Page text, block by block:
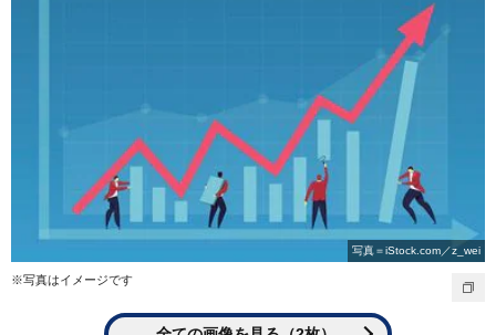
写真＝iStock.com／z_wei
※写真はイメージです